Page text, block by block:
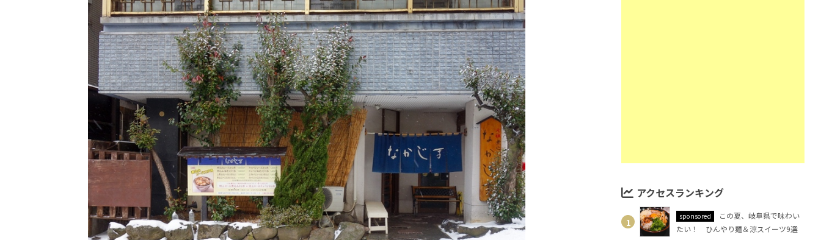
アクセスランキング
sponsored
この夏、岐阜県で味わい
たい！ ひんやり麺＆涼スイーツ9選